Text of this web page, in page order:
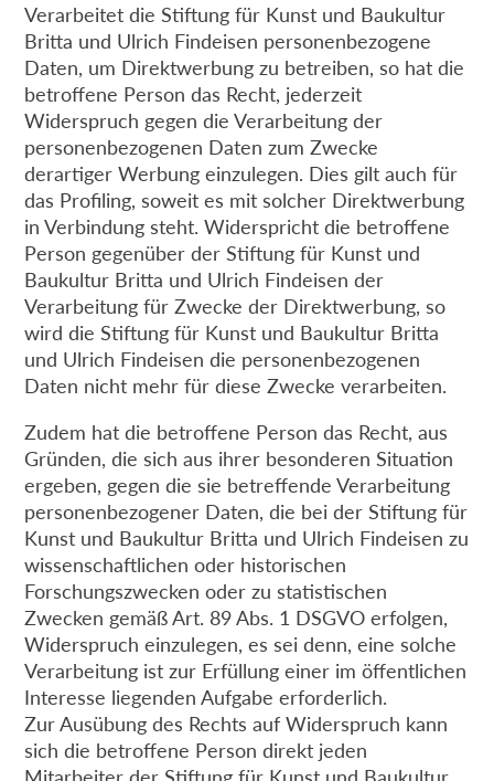
Verarbeitet die Stiftung für Kunst und Baukultur
Britta und Ulrich Findeisen personenbezogene
Daten, um Direktwerbung zu betreiben, so hat die
betroffene Person das Recht, jederzeit
Widerspruch gegen die Verarbeitung der
personenbezogenen Daten zum Zwecke
derartiger Werbung einzulegen. Dies gilt auch für
das Profiling, soweit es mit solcher Direktwerbung
in Verbindung steht. Widerspricht die betroffene
Person gegenüber der Stiftung für Kunst und
Baukultur Britta und Ulrich Findeisen der
Verarbeitung für Zwecke der Direktwerbung, so
wird die Stiftung für Kunst und Baukultur Britta
und Ulrich Findeisen die personenbezogenen
Daten nicht mehr für diese Zwecke verarbeiten.
Zudem hat die betroffene Person das Recht, aus
Gründen, die sich aus ihrer besonderen Situation
ergeben, gegen die sie betreffende Verarbeitung
personenbezogener Daten, die bei der Stiftung für
Kunst und Baukultur Britta und Ulrich Findeisen zu
wissenschaftlichen oder historischen
Forschungszwecken oder zu statistischen
Zwecken gemäß Art. 89 Abs. 1 DSGVO erfolgen,
Widerspruch einzulegen, es sei denn, eine solche
Verarbeitung ist zur Erfüllung einer im öffentlichen
Interesse liegenden Aufgabe erforderlich.
Zur Ausübung des Rechts auf Widerspruch kann
sich die betroffene Person direkt jeden